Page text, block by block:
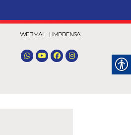
WEBMAIL | IMPRENSA